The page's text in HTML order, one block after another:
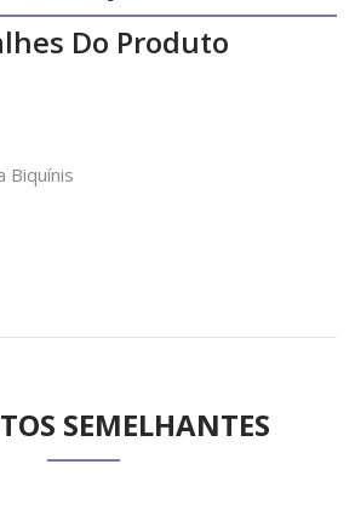
Do Produto
Biquínis
SEMELHANTES